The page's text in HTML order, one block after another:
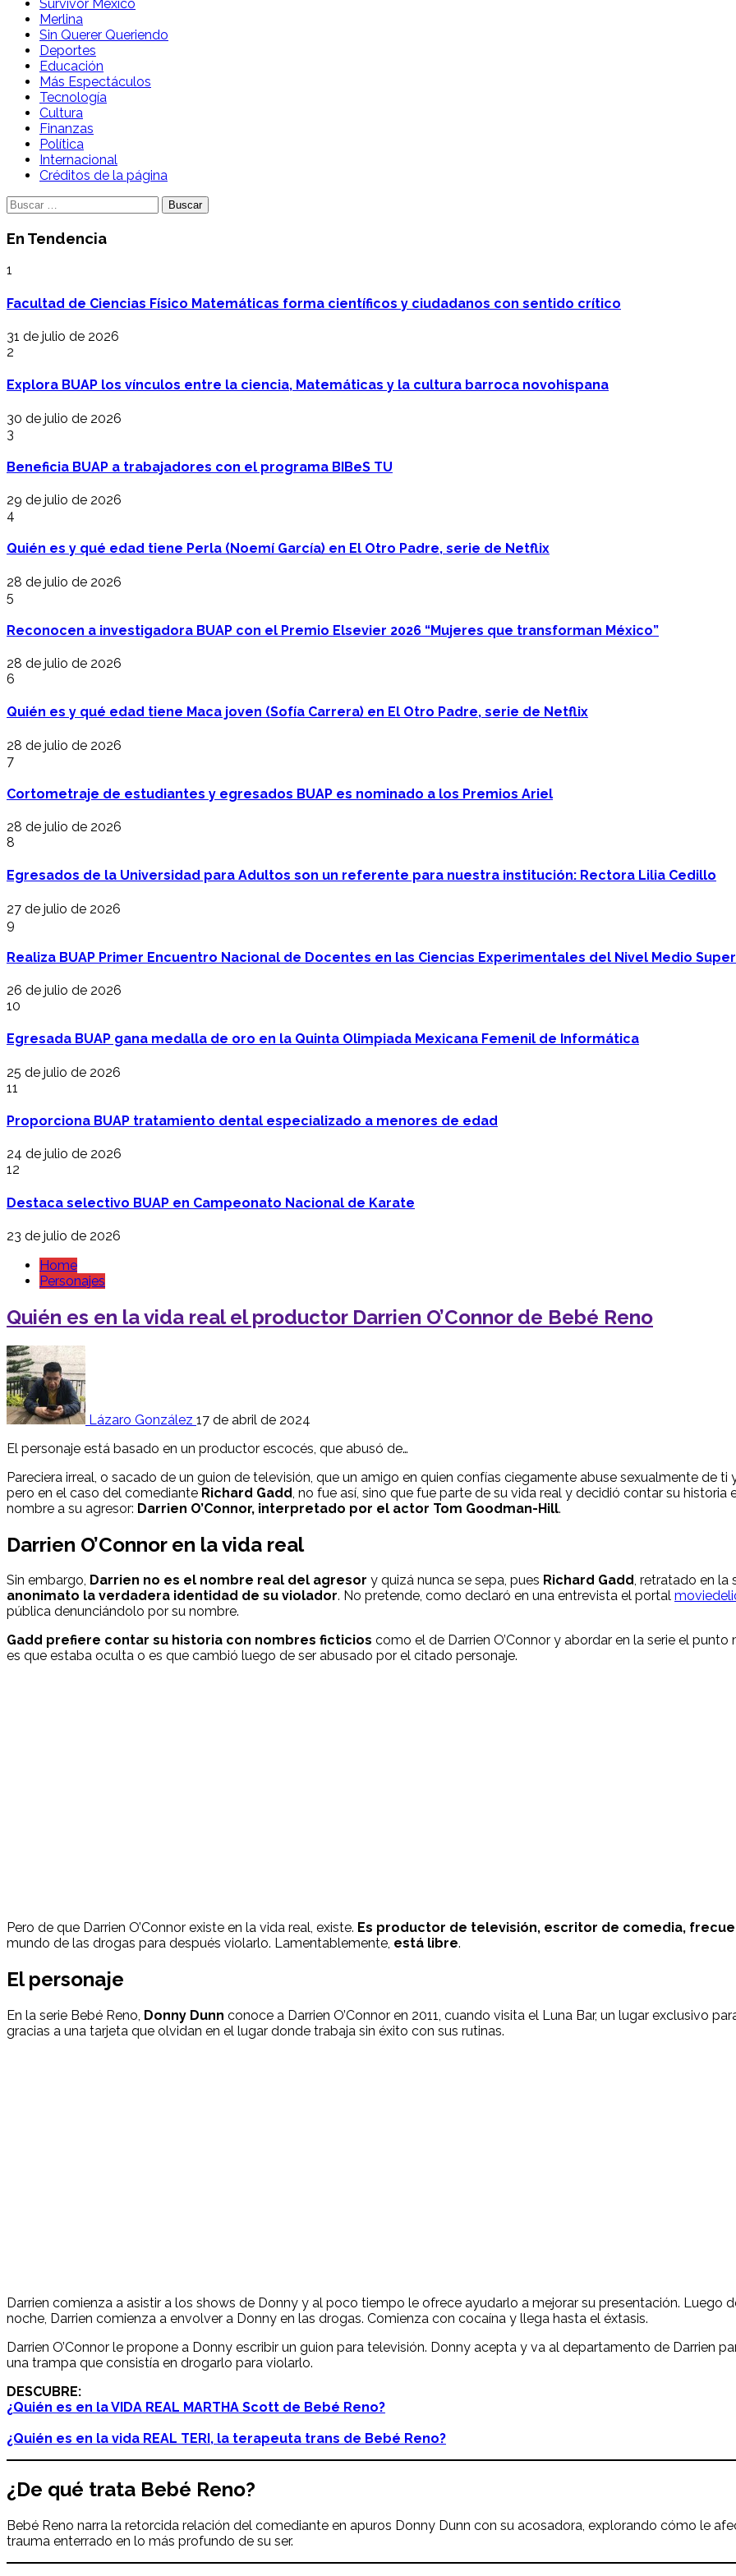
Survivor México
Merlina
Sin Querer Queriendo
Deportes
Educación
Más Espectáculos
Tecnología
Cultura
Finanzas
Política
Internacional
Créditos de la página
Buscar:
En Tendencia
1
Facultad de Ciencias Físico Matemáticas forma científicos y ciudadanos con sentido crítico
31 de julio de 2026
2
Explora BUAP los vínculos entre la ciencia, Matemáticas y la cultura barroca novohispana
30 de julio de 2026
3
Beneficia BUAP a trabajadores con el programa BIBeS TU
29 de julio de 2026
4
Quién es y qué edad tiene Perla (Noemí García) en El Otro Padre, serie de Netflix
28 de julio de 2026
5
Reconocen a investigadora BUAP con el Premio Elsevier 2026 “Mujeres que transforman México”
28 de julio de 2026
6
Quién es y qué edad tiene Maca joven (Sofía Carrera) en El Otro Padre, serie de Netflix
28 de julio de 2026
7
Cortometraje de estudiantes y egresados BUAP es nominado a los Premios Ariel
28 de julio de 2026
8
Egresados de la Universidad para Adultos son un referente para nuestra institución: Rectora Lilia Cedillo
27 de julio de 2026
9
Realiza BUAP Primer Encuentro Nacional de Docentes en las Ciencias Experimentales del Nivel Medio
26 de julio de 2026
10
Egresada BUAP gana medalla de oro en la Quinta Olimpiada Mexicana Femenil de Informática
25 de julio de 2026
11
Proporciona BUAP tratamiento dental especializado a menores de edad
24 de julio de 2026
12
Destaca selectivo BUAP en Campeonato Nacional de Karate
23 de julio de 2026
Home
Personajes
Quién es en la vida real el productor Darrien O’Connor de Bebé Reno
Lázaro González 17 de abril de 2024
El personaje está basado en un productor escocés, que abusó de…
Pareciera irreal, o sacado de un guion de televisión, que un amigo en quien confías ciegamente abuse sexualmente de
pero en el caso del comediante Richard Gadd , no fue así, sino que fue parte de su vida real y decidió contar su historia
nombre a su agresor: Darrien O’Connor, interpretado por el actor Tom Goodman-Hill.
Darrien O’Connor en la vida real
Sin embargo, Darrien no es el nombre real del agresor y quizá nunca se sepa, pues Richard Gadd, retratado en la
anonimato la verdadera identidad de su violador. No pretende, como declaró en una entrevista el portal
pública denunciándolo por su nombre.
Gadd prefiere contar su historia con nombres ficticios como el de Darrien O’Connor y abordar en la serie el
es que estaba oculta o es que cambió luego de ser abusado por el citado personaje.
Pero de que Darrien O’Connor existe en la vida real, existe. Es productor de televisión, escritor de comedia,
mundo de las drogas para después violarlo. Lamentablemente, está libre.
El personaje
En la serie Bebé Reno, Donny Dunn conoce a Darrien O’Connor en 2011, cuando visita el Luna Bar, un lugar exclusivo
gracias a una tarjeta que olvidan en el lugar donde trabaja sin éxito con sus rutinas.
Darrien comienza a asistir a los shows de Donny y al poco tiempo le ofrece ayudarlo a mejorar su presentación. Luego
noche, Darrien comienza a envolver a Donny en las drogas. Comienza con cocaína y llega hasta el éxtasis.
Darrien O’Connor le propone a Donny escribir un guion para televisión. Donny acepta y va al departamento de Darrien
una trampa que consistía en drogarlo para violarlo.
DESCUBRE:
¿Quién es en la VIDA REAL MARTHA Scott de Bebé Reno?
¿Quién es en la vida REAL TERI, la terapeuta trans de Bebé Reno?
¿De qué trata Bebé Reno?
Bebé Reno narra la retorcida relación del comediante en apuros Donny Dunn con su acosadora, explorando cómo le
trauma enterrado en lo más profundo de su ser.